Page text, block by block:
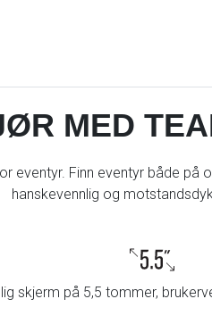
MED
eventyr. Finn eventyr både
hanskevennlig og
skjerm på 5,5 tommer,